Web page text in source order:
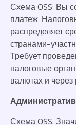
Схема OSS: Вы
платеж.
распределяет
странами-
Требует
налоговые
валютах и
Схема OSS: